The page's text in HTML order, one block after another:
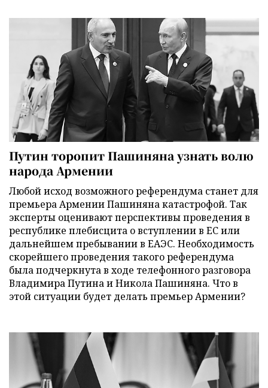
Путин торопит Пашиняна узнать волю
народа Армении
Любой исход возможного референдума станет для
премьера Армении Пашиняна катастрофой. Так
эксперты оценивают перспективы проведения в
республике плебисцита о вступлении в ЕС или
дальнейшем пребывании в ЕАЭС. Необходимость
скорейшего проведения такого референдума
была подчеркнута в ходе телефонного разговора
Владимира Путина и Никола Пашиняна. Что в
этой ситуации будет делать премьер Армении?